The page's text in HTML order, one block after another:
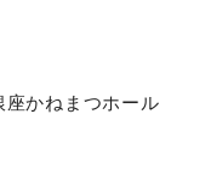
かねまつホール
ブ
プ